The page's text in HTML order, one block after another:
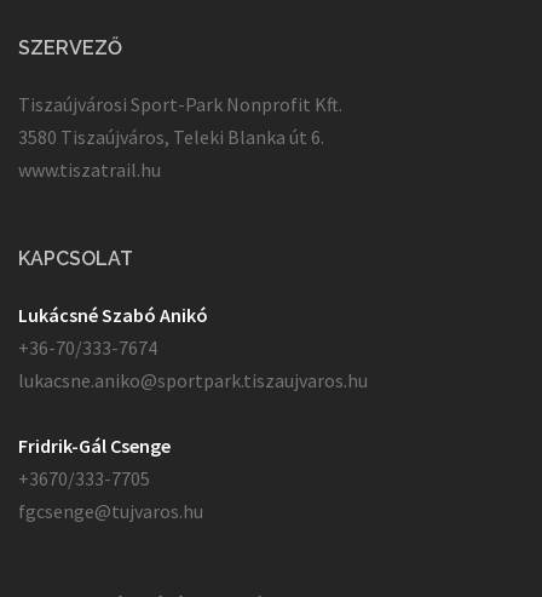
SZERVEZŐ
Tiszaújvárosi Sport-Park Nonprofit Kft.
3580 Tiszaújváros, Teleki Blanka út 6.
www.tiszatrail.hu
KAPCSOLAT
Lukácsné Szabó Anikó
+36-70/333-7674
lukacsne.aniko@sportpark.tiszaujvaros.hu
Fridrik-Gál Csenge
+3670/333-7705
fgcsenge@tujvaros.hu